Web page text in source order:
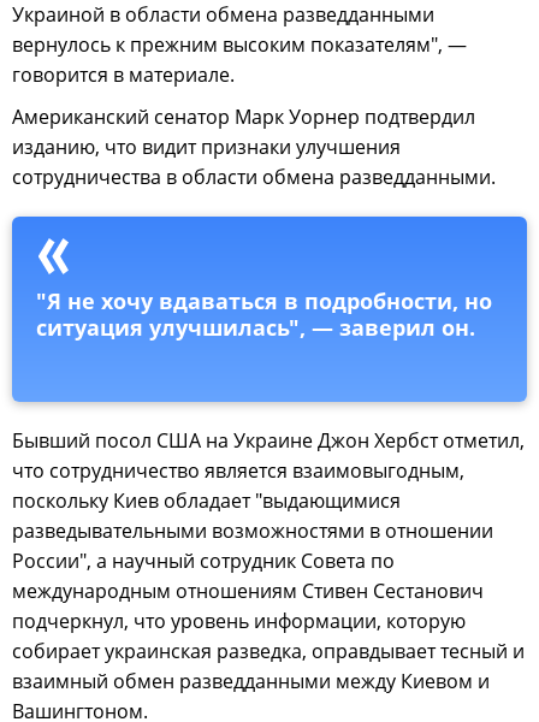
Украиной в области обмена разведданными
вернулось к прежним высоким показателям", —
говорится в материале.
Американский сенатор Марк Уорнер подтвердил
изданию, что видит признаки улучшения
сотрудничества в области обмена разведданными.
"Я не хочу вдаваться в подробности, но
ситуация улучшилась", — заверил он.
Бывший посол США на Украине Джон Хербст отметил,
что сотрудничество является взаимовыгодным,
поскольку Киев обладает "выдающимися
разведывательными возможностями в отношении
России", а научный сотрудник Совета по
международным отношениям Стивен Сестанович
подчеркнул, что уровень информации, которую
собирает украинская разведка, оправдывает тесный и
взаимный обмен разведданными между Киевом и
Вашингтоном.